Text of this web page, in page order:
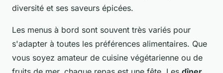
diversité et ses saveurs épicées.
Les menus à bord sont souvent très variés pour
s'adapter à toutes les préférences alimentaires. Que
vous soyez amateur de cuisine végétarienne ou de